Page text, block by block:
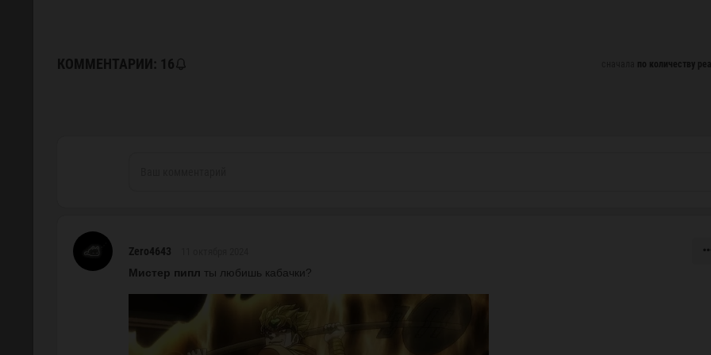
КОММЕНТАРИИ: 16 по количеству
Zero4643
Мистер пипл ты любишь кабачки?